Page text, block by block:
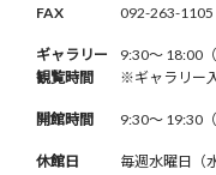
FAX 092-263-1105
ギャラリー
観覧時間
9:30〜 18:00
※ギャラリー
開館時間 9:30〜 19:30
休館日
毎週水曜日（